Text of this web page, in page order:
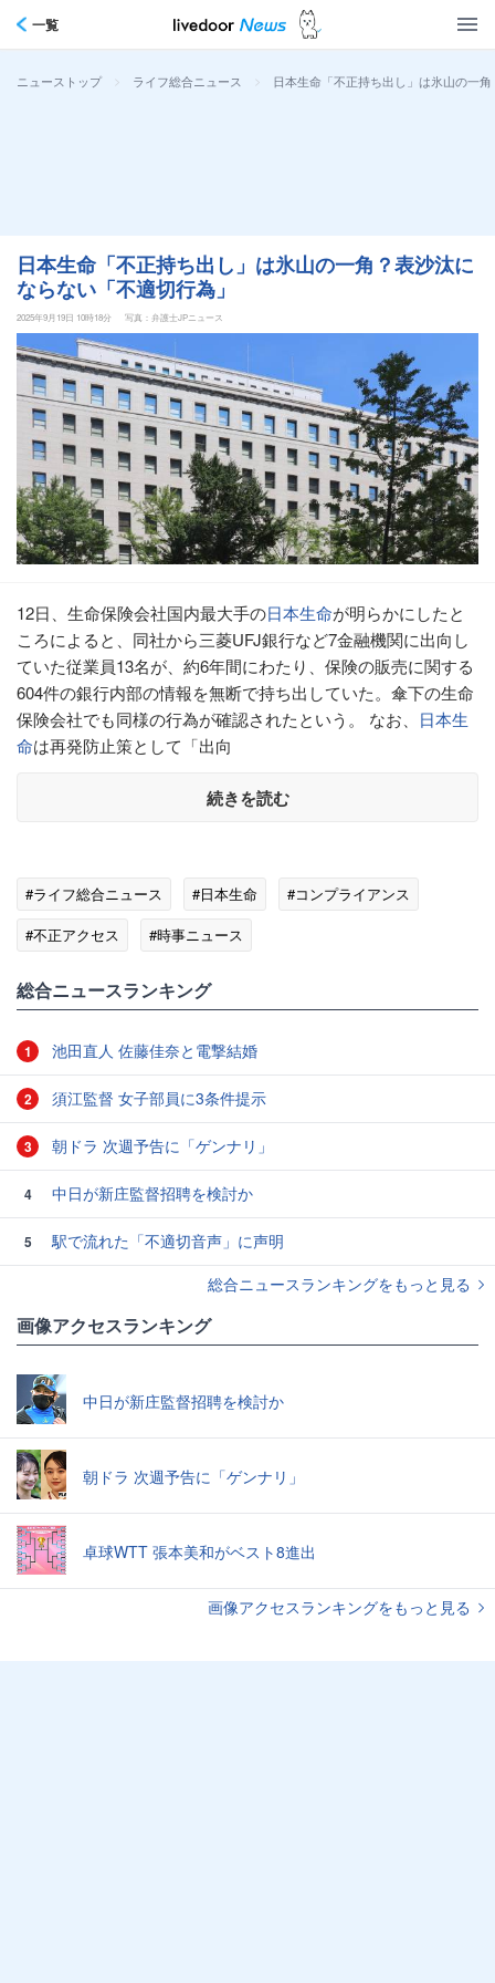
一覧
ニューストップ > ライフ総合ニュース > 日本生命「不正持ち出し」は氷山の一
日本生命「不正持ち出し」は氷山の一角？表沙汰に
ならない「不適切行為」
2025年9月19日 10時18分 写真：弁護士JPニュース
12日、生命保険会社国内最大手の日本生命が明らかにしたと
ころによると、同社から三菱UFJ銀行など7金融機関に出向し
ていた従業員13名が、約6年間にわたり、保険の販売に関する
604件の銀行内部の情報を無断で持ち出していた。傘下の生命
保険会社でも同様の行為が確認されたという。 なお、 日本生
命は再発防止策として「出向
続きを読む
#ライフ総合ニュース #日本生命
#コンプライアンス
#不正アクセス
#時事ニュース
総合ニュースランキング
1 池田直人 佐藤佳奈と電撃結婚
2 須江監督 女子部員に3条件提示
3 朝ドラ 次週予告に「ゲンナリ」
4 中日が新庄監督招聘を検討か
5
駅で流れた「不適切音声」に声明
総合ニュースランキングをもっと見る
画像アクセスランキング
中日が新庄監督招聘を検討か
朝ドラ 次週予告に「ゲンナリ」
卓球WTT 張本美和がベスト8進出
画像アクセスランキングをもっと見る